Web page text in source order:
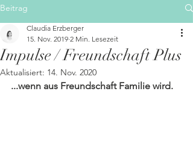
Beitrag
Impulse / Freundschaft Plus
Claudia Erzberger
15. Nov. 2019 2 Min. Lesezeit
Aktualisiert: 14. Nov. 2020
...wenn aus Freundschaft Familie wird.